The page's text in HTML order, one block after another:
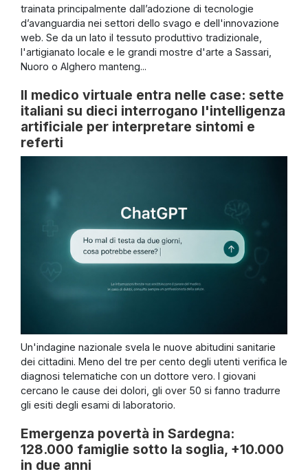
trainata principalmente dall’adozione di tecnologie
d’avanguardia nei settori dello svago e dell'innovazione
web. Se da un lato il tessuto produttivo tradizionale,
l'artigianato locale e le grandi mostre d'arte a Sassari,
Nuoro o Alghero manteng...
Il medico virtuale entra nelle case: sette
italiani su dieci interrogano l'intelligenza
artificiale per interpretare sintomi e
referti
Un'indagine nazionale svela le nuove abitudini sanitarie
dei cittadini. Meno del tre per cento degli utenti verifica le
diagnosi telematiche con un dottore vero. I giovani
cercano le cause dei dolori, gli over 50 si fanno tradurre
gli esiti degli esami di laboratorio.
Emergenza povertà in Sardegna:
128.000 famiglie sotto la soglia, +10.000
in due anni